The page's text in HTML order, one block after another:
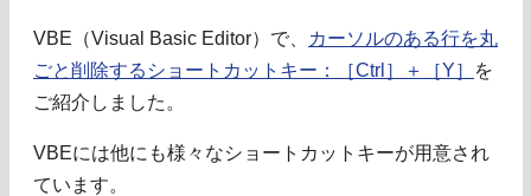
VBE（Visual Basic Editor）で、
カーソルのある行を丸
ごと削除するショートカットキー：［Ctrl］＋［Y］
を
ご紹介しました。
VBEには他にも様々なショートカットキーが用意され
ています。